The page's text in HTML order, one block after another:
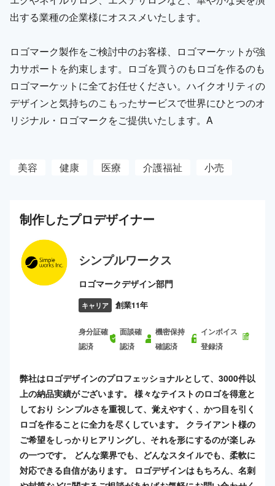
出する業種の企業様にオススメいたします。
ロゴマーク製作をご検討中のお客様、ロゴマーケットが強
力サポートを約束します。ロゴを買うのもロゴを作るのも
ロゴマーケットに全てお任せください。ハイクオリティの
デザインと気持ちのこもったサービスで世界にひとつのオ
リジナル・ロゴマークをご提供いたします。A
美容 健康 医療 介護福祉 小売
制作したプロデザイナー
シンプルワークス
ロゴマークデザイン部門
キャリア 創業11年
身分証確
認済
面談確
認済
機密保持
確認済
インボイス
登録済
弊社はロゴデザインのプロフェッショナルとして、3000件以
上の納品実績がございます。 様々なテイストのロゴを得意と
しており シンプルさを重視して、覚えやすく、かつ目を引く
ロゴを作ることに全力を尽くしています。 クライアント様の
ご希望をしっかりヒアリングし、それを形にするのが楽しみ
の一つです。 どんな業界でも、どんなスタイルでも、柔軟に
対応できる自信があります。 ロゴデザインはもちろん、名刺